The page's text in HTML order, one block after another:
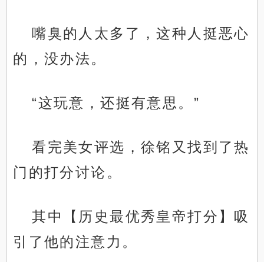
嘴臭的人太多了，这种人挺恶心
的，没办法。
“这玩意，还挺有意思。”
看完美女评选，徐铭又找到了热
门的打分讨论。
其中【历史最优秀皇帝打分】吸
引了他的注意力。